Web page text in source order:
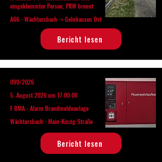
eingeklemmter Person, PKW brennt
A66 - Wächtersbach -> Gelnhausen Ost
Bericht lesen
099/2026
5. August 2026 um 17:00:00
F BMA - Alarm Brandmeldeanlage
Wächtersbach - Main-Kinzig-Straße
Bericht lesen